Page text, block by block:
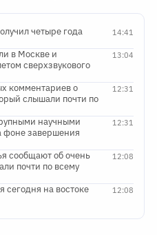
14:41
четыре года
13:04
в Москве и
сверхзвукового
12:31
комментариев о
слышали почти по
12:31
научными
фоне завершения
12:08
сообщают об очень
почти по всему
12:08
сегодня на востоке